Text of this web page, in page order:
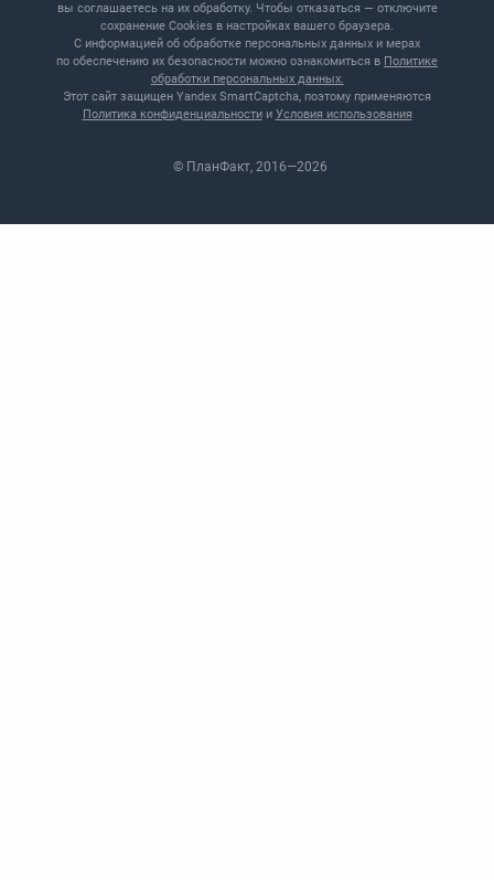
© ПланФакт, 2016—2026
вы соглашаетесь на их обработку. Чтобы отказаться — отключите
сохранение Cookies в настройках вашего браузера.
С информацией об обработке персональных данных и мерах
по обеспечению их безопасности можно ознакомиться в Политике
обработки персональных данных.
Этот сайт защищен Yandex SmartCaptcha, поэтому применяются
Политика конфиденциальностии Условия использования